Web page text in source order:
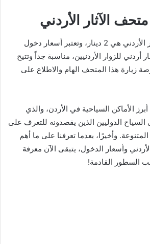
الآثار الأردني
سعر تذكرة متحف الآثار الأردني هي 2 دينار، وتعتبر أسعار دخول
التي تبلغ 2 دينار أردني للزوار الأردنيين، مناسبة جداً وتتيح
زيارة هذا المتحف الهام والاطلاع على
الأماكن السياحية في الأردن، والذي
السياح الدوليين الذين يقصدونه للتعرف على
وأخيرًا، بعدما تعرفنا على ما أهم
وأسعار الدخول، يتبقى الآن معرفة
السطور القادمة!